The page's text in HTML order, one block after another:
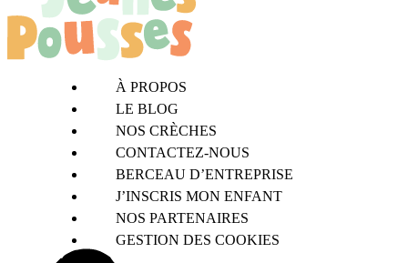
À PROPOS
LE BLOG
NOS CRÈCHES
CONTACTEZ-NOUS
BERCEAU D’ENTREPRISE
J’INSCRIS MON ENFANT
NOS PARTENAIRES
GESTION DES COOKIES